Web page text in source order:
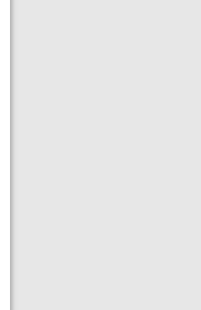
Raisonnements